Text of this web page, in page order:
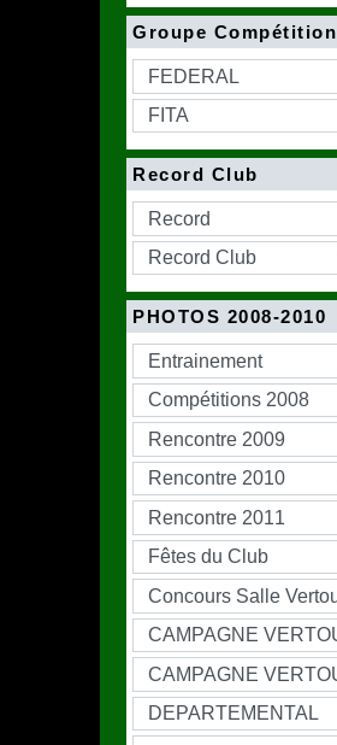
Groupe Compétition
Record Club
PHOTOS 2008-2010